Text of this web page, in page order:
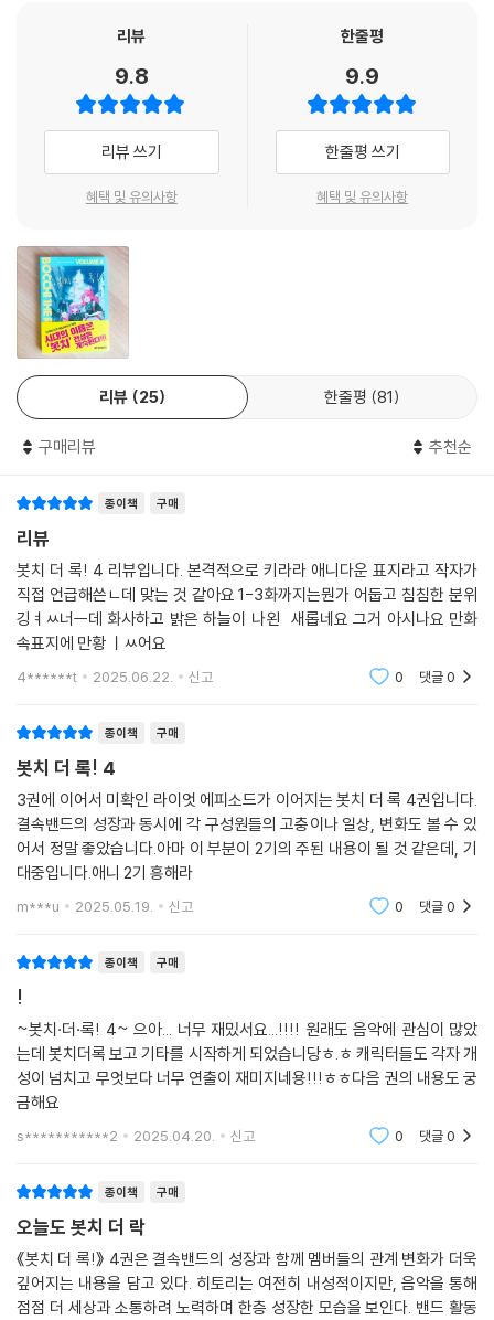
리뷰
9.8
리뷰 쓰기
혜택 및 유의사항
한줄평
9.9
한줄평 쓰기
혜택 및 유의사항
리뷰 25 한줄평 81
구매리뷰 추천순
종이책 구매
리뷰
봇치 더 록! 4 리뷰입니다. 본격적으로 키라라 애니다운 표지라고 작자가
직접 언급해쓴ㄴ데 맞는 것 같아요 1-3화까지는뭔가 어둡고 침침한 분위
깅ㅕㅆ너ㅡ데 화사하고 밝은 하늘이 나왼 새롭네요 그거 아시나요 만화
속표지에 만황 ㅣㅆ어요
4******t 2025.06.22. 신고 0 댓글0
종이책 구매
봇치 더 록! 4
3권에 이어서 미확인 라이엇 에피소드가 이어지는 봇치 더 록 4권입니다.
결속밴드의 성장과 동시에 각 구성원들의 고충이나 일상, 변화도 볼 수 있
어서 정말 좋았습니다.아마 이 부분이 2기의 주된 내용이 될 것 같은데, 기
대중입니다.애니 2기 흥해라
m***u 2025.05.19. 신고 0 댓글0
종이책 구매
!
~봇치·더·록! 4~ 으아... 너무 재밌서요...!!!! 원래도 음악에 관심이 많았
는데 봇치더록 보고 기타를 시작하게 되었습니당ㅎ.ㅎ 캐릭터들도 각자 개
성이 넘치고 무엇보다 너무 연출이 재미지네용!!!ㅎㅎ다음 권의 내용도 궁
금해요
s***********2 2025.04.20. 신고 0 댓글0
종이책 구매
오늘도 봇치 더 락
《봇치 더 록!》 4권은 결속밴드의 성장과 함께 멤버들의 관계 변화가 더욱
깊어지는 내용을 담고 있다. 히토리는 여전히 내성적이지만, 음악을 통해
점점 더 세상과 소통하려 노력하며 한층 성장한 모습을 보인다. 밴드 활동